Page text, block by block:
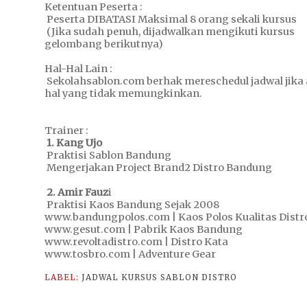
Ketentuan Peserta :
Peserta DIBATASI Maksimal 8 orang sekali kursus
(Jika sudah penuh, dijadwalkan mengikuti kursus
gelombang berikutnya)
Hal-Hal Lain :
Sekolahsablon.com berhak mereschedul jadwal jika
hal yang tidak memungkinkan.
Trainer :
1. Kang Ujo
Praktisi Sablon Bandung
Mengerjakan Project Brand2 Distro Bandung
2. Amir Fauzi
Praktisi Kaos Bandung Sejak 2008
www.bandungpolos.com | Kaos Polos Kualitas
www.gesut.com | Pabrik Kaos Bandung
www.revoltadistro.com | Distro Kata
www.tosbro.com | Adventure Gear
LABEL:JADWAL KURSUS SABLON DISTRO